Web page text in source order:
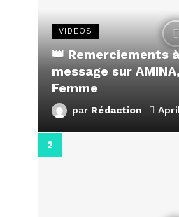
VIDEOS
👑 Remerciements
message sur
Femme
par Rédaction